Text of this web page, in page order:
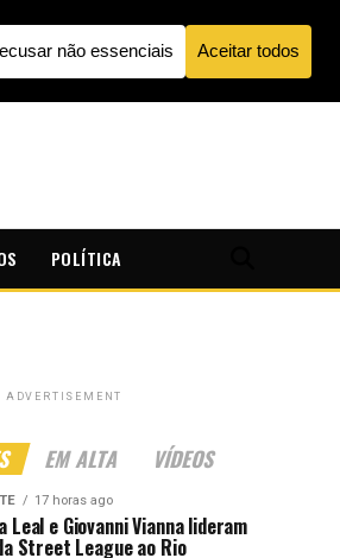
POLÍTICA
ADVERTISEMENT
EM ALTA VÍDEOS
17 horas ago
Leal e Giovanni Vianna lideram
Street League ao Rio